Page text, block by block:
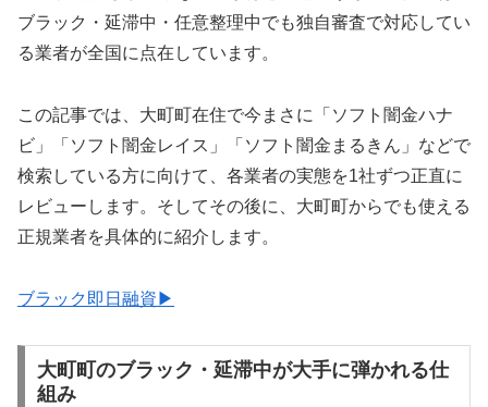
ブラック・延滞中・任意整理中でも独自審査で対応してい
る業者が全国に点在しています。
この記事では、大町町在住で今まさに「ソフト闇金ハナ
ビ」「ソフト闇金レイス」「ソフト闇金まるきん」などで
検索している方に向けて、各業者の実態を1社ずつ正直に
レビューします。そしてその後に、大町町からでも使える
正規業者を具体的に紹介します。
ブラック即日融資▶
大町町のブラック・延滞中が大手に弾かれる仕
組み